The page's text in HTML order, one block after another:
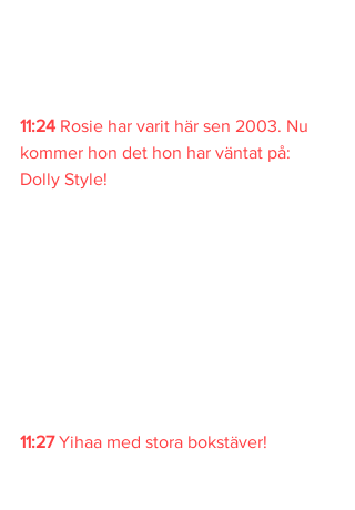
11:24 Rosie har varit här sen 2003. Nu
kommer hon det hon har väntat på:
Dolly Style!
11:27 Yihaa med stora bokstäver!